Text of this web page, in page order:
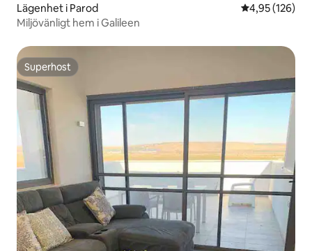
Lägenhet i Parod 4,95 av 5 i
4,95 (126)
Miljövänligt hem i Galileen
Superhost
Superhost